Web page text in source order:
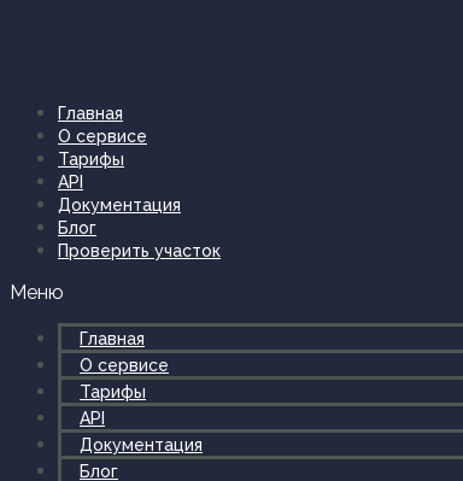
Главная
О сервисе
Тарифы
API
Документация
Блог
Проверить участок
Меню
Главная
О сервисе
Тарифы
API
Документация
Блог